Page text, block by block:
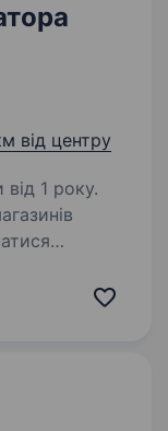
від центру
1 року.